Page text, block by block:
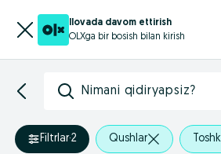
Ilovada davom ettirish
OLXga bir bosish bilan kirish
Nimani qidiryapsiz?
Filtrlar·2 Qushlar